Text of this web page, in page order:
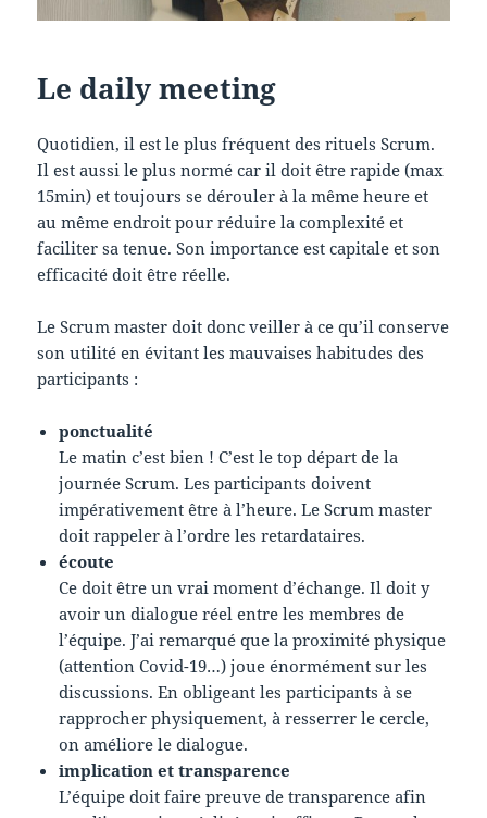
Le daily meeting
Quotidien, il est le plus fréquent des rituels Scrum.
Il est aussi le plus normé car il doit être rapide (max
15min) et toujours se dérouler à la même heure et
au même endroit pour réduire la complexité et
faciliter sa tenue. Son importance est capitale et son
efficacité doit être réelle.
Le Scrum master doit donc veiller à ce qu’il conserve
son utilité en évitant les mauvaises habitudes des
participants :
ponctualité
Le matin c’est bien ! C’est le top départ de la
journée Scrum. Les participants doivent
impérativement être à l’heure. Le Scrum master
doit rappeler à l’ordre les retardataires.
écoute
Ce doit être un vrai moment d’échange. Il doit y
avoir un dialogue réel entre les membres de
l’équipe. J’ai remarqué que la proximité physique
(attention Covid-19…) joue énormément sur les
discussions. En obligeant les participants à se
rapprocher physiquement, à resserrer le cercle,
on améliore le dialogue.
implication et transparence
L’équipe doit faire preuve de transparence afin